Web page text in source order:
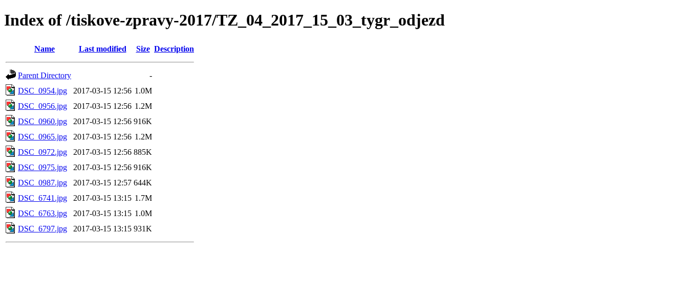
Index of /tiskove-zpravy-2017/TZ_04_2017_15_03_tygr_odjezd
Name Last modified Size Description
Parent Directory
-
DSC_0954.jpg
2017-03-15 12:56 1.0M
DSC_0956.jpg
2017-03-15 12:56 1.2M
DSC_0960.jpg
2017-03-15 12:56 916K
DSC_0965.jpg
2017-03-15 12:56 1.2M
DSC_0972.jpg
2017-03-15 12:56 885K
DSC_0975.jpg
2017-03-15 12:56 916K
DSC_0987.jpg
2017-03-15 12:57 644K
DSC_6741.jpg
2017-03-15 13:15 1.7M
DSC_6763.jpg
2017-03-15 13:15 1.0M
DSC_6797.jpg
2017-03-15 13:15 931K